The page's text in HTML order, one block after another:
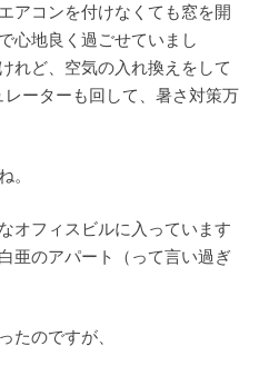
アコンを付けなくても窓を開
心地良く過ごせていまし
ど、空気の入れ換えをして
ーターも回して、暑さ対策万
。
オフィスビルに入っています
亜のアパート（って言い過ぎ
たのですが、